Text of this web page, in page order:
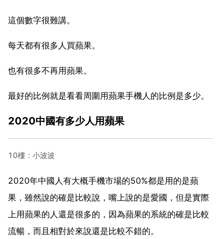
這個數字很難講。
每天都有很多人買蘋果。
也有很多不再用蘋果。
最好的比例就是看看周圍用蘋果手機人的比例是多少。
2020中國有多少人用蘋果
10樓：小波波
2020年中國人有大概手機市場的50%都是用的是蘋
果，雖然說的確是比較說，嘴上說的是愛國，但是實際
上用蘋果的人還是很多的，因為蘋果的系統的確是比較
流暢，而且相對於來說還是比較不錯的。